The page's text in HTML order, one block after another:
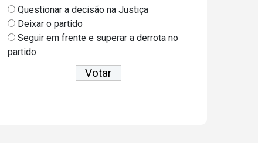
Questionar a decisão na Justiça
Deixar o partido
Seguir em frente e superar a derrota no
partido